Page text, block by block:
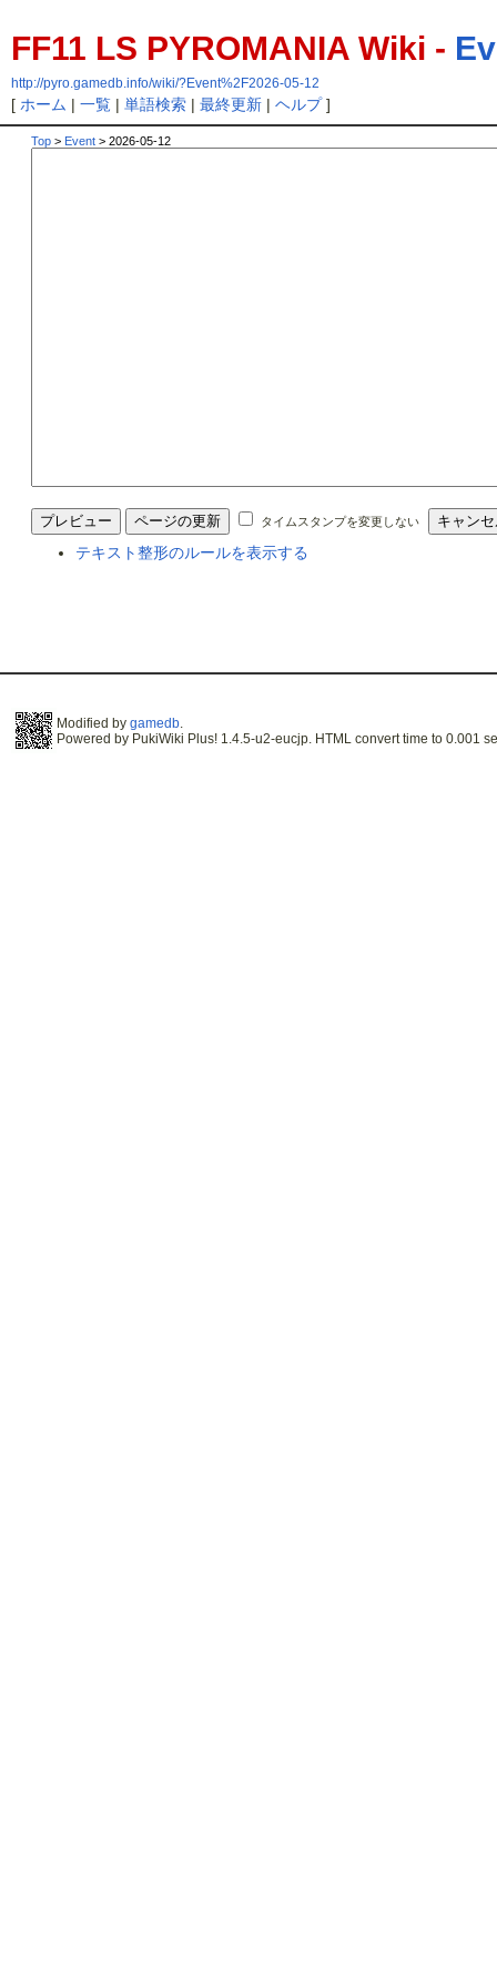
FF11 LS PYROMANIA Wiki -
http://pyro.gamedb.info/wiki/?Event%2F2026-05-12
[ ホーム | 一覧| 単語検索| 最終更新| ヘルプ]
Top > Event > 2026-05-12
タイムスタンプを変更しない
テキスト整形のルールを表示する
Modified by gamedb.
Powered by PukiWiki Plus! 1.4.5-u2-eucjp. HTML convert time to 0.001